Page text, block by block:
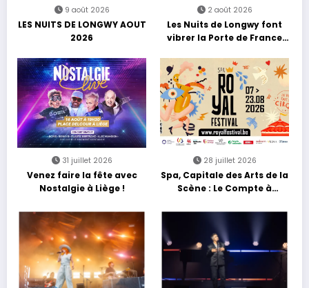
9 août 2026
LES NUITS DE LONGWY AOUT
2026
2 août 2026
Les Nuits de Longwy font
vibrer la Porte de France
découvertes et énergie
reggae
31 juillet 2026
Venez faire la fête avec
Nostalgie à Liège !
28 juillet 2026
Spa, Capitale des Arts de la
Scène : Le Compte à